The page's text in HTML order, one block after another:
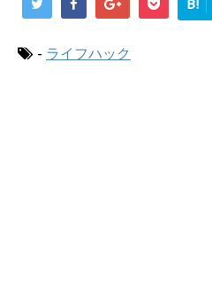
B!
- ライフハック